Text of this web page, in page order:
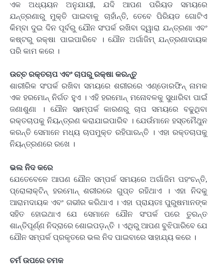
ଏକ ଅଧ୍ୟୟନ ଅନୁଯାୟୀ, ଯଦି ଆପଣ ପରିୟଡ ସମୟରେ
ଯନ୍ତ୍ରଣାରୁ ମୁକ୍ତି ପାଇବାକୁ ଚାହାଁନ୍ତି, ତେବେ ପିରିୟଡ ଗୋଟିଏ
କିମ୍ବା ଦୁଇ ଦିନ ପୂର୍ବରୁ ଯୌନ ସଂପର୍କ ରଖିବା ଦ୍ୱାରା ଯନ୍ତ୍ରଣା ଏବଂ
କଷ୍ଟରୁ ରକ୍ଷା ପାଇପାରିବେ । ଯୌନ ଅର୍ଗାଜିମ୍ ଯନ୍ତ୍ରଣାଦାୟକ
ପରି କାମ କରେ ।
ଉଚ୍ଚ ରକ୍ତଚାପ ଏବଂ ଚାପରୁ ରକ୍ଷା କରନ୍ତୁ
ଶାରୀରିକ ସଂପର୍କ ରଖିବା ସମୟରେ ଶରୀରରେ ଏଣ୍ଡୋରଫିନ୍ ନାମକ
ଏକ ହରମୋନ୍ ନିର୍ଗତ ହୁଏ । ଏହି ହରମୋନ୍ ମନୋବଳକୁ ସୁଧାରିବା ପାଇଁ
ଜଣାଶୁଣା । ଯୌନ ସøମ୍ପର୍କ କାରଣରୁ ଚାପ ସମୟରେ ବଢୁଥିବା
ରକ୍ତଚାପକୁ ନିୟନ୍ତ୍ରଣ କରାଯାଇପାରିବ । ଯେଉଁମାନେ ହସ୍ତମୈଥୁନ
କରନ୍ତି ସେମାନେ ମଧ୍ୟ ଚାପମୁକ୍ତ ରହିପାରନ୍ତି । ଏହା ରକ୍ତଚାପକୁ
ନିୟନ୍ତ୍ରଣରେ ରଖେ ।
ଭଲ ନିଦ କରେ
ଯେତେବେଳେ ଆପଣ ଯୌନ ସମ୍ପର୍କ ସମୟରେ ଅର୍ଗାଜିମ ପହଂଚନ୍ତି,
ପ୍ରୋଲାକ୍ଟିନ୍ ହରମୋନ୍ ଶରୀରରେ ଗୁପ୍ତ ରହିଥାଏ । ଏହା ନିଦକୁ
ଆରାମଦାୟକ ଏବଂ ଗଭୀର କରିଥାଏ । ଏହା ପ୍ରାୟତଃ ପୁରୁଷମାନଙ୍କ
ସହିତ ହୋଇଥାଏ ଯେ ସେମାନେ ଯୌନ ସଂପର୍କ ପରେ ତୁରନ୍ତ
ଶାନ୍ତିପୂର୍ଣ୍ଣ ନିଦ୍ରାରେ ଶୋଇପଡ଼ନ୍ତି । ଏଥିରୁ ଆପଣ ବୁଝିପାରିବେ ଯେ
ଯୌନ ସମ୍ପର୍କ ପ୍ରକୃତରେ ଭଲ ନିଦ ପାଇବାରେ ସାହାଯ୍ୟ କରେ ।
ଚର୍ମ ଉପରେ ଚମକ